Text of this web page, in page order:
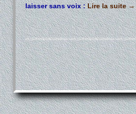
laisser sans voix :Lire la suite→